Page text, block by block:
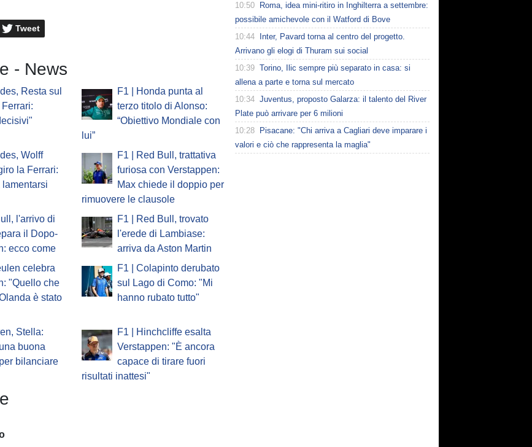
Tweet
- News
Resta sul
F1 | Honda punta al
terzo titolo di Alonso:
“Obiettivo Mondiale con
lui”
Wolff
la Ferrari:
F1 | Red Bull, trattativa
furiosa con Verstappen:
Max chiede il doppio per
rimuovere le clausole
l'arrivo di
il Dopo-
ecco come
F1 | Red Bull, trovato
l'erede di Lambiase:
arriva da Aston Martin
celebra
"Quello che
è stato
F1 | Colapinto derubato
sul Lago di Como: "Mi
hanno rubato tutto"
Stella:
buona
bilanciare
F1 | Hinchcliffe esalta
Verstappen: "È ancora
capace di tirare fuori
risultati inattesi"
10:50
Roma, idea mini-ritiro in Inghilterra a settembre:
possibile amichevole con il Watford di Bove
10:44
Inter, Pavard torna al centro del progetto.
Arrivano gli elogi di Thuram sui social
10:39 Torino, Ilic sempre più separato in casa: si
allena a parte e torna sul mercato
10:34 Juventus, proposto Galarza: il talento del River
Plate può arrivare per 6 milioni
10:28
Pisacane: "Chi arriva a Cagliari deve imparare i
valori e ciò che rappresenta la maglia"